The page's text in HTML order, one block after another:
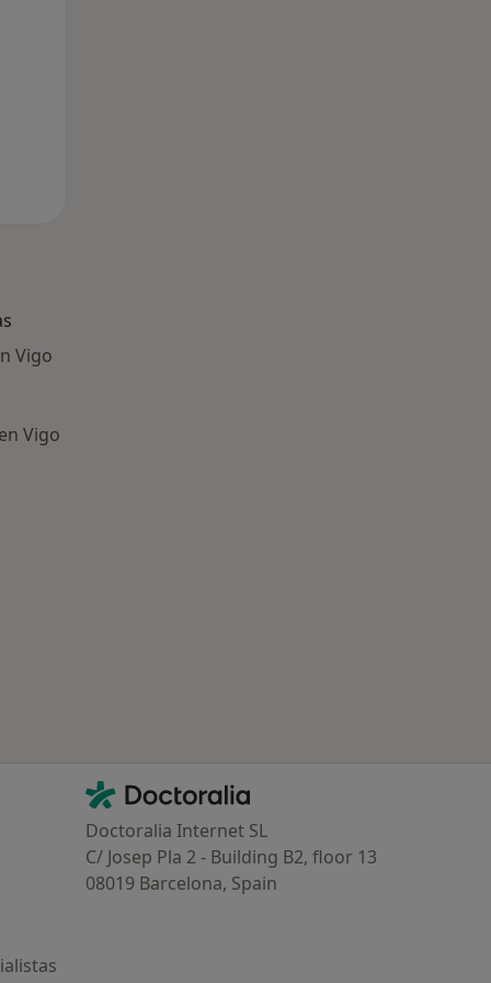
Vigo
Vigo
Contacto
Doctoralia - Página de inicio
Doctoralia Internet SL
C/ Josep Pla 2 - Building B2, floor 13
08019 Barcelona, Spain